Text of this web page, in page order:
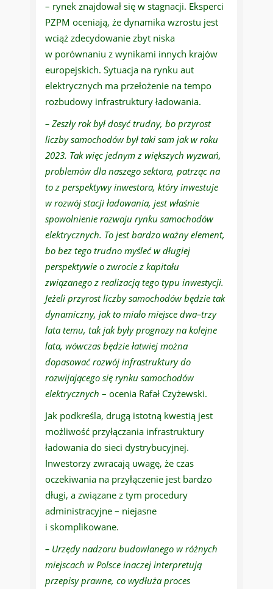
– rynek znajdował się w stagnacji. Eksperci
PZPM oceniają, że dynamika wzrostu jest
wciąż zdecydowanie zbyt niska
w porównaniu z wynikami innych krajów
europejskich. Sytuacja na rynku aut
elektrycznych ma przełożenie na tempo
rozbudowy infrastruktury ładowania.
– Zeszły rok był dosyć trudny, bo przyrost
liczby samochodów był taki sam jak w roku
2023. Tak więc jednym z większych wyzwań,
problemów dla naszego sektora, patrząc na
to z perspektywy inwestora, który inwestuje
w rozwój stacji ładowania, jest właśnie
spowolnienie rozwoju rynku samochodów
elektrycznych. To jest bardzo ważny element,
bo bez tego trudno myśleć w długiej
perspektywie o zwrocie z kapitału
związanego z realizacją tego typu inwestycji.
Jeżeli przyrost liczby samochodów będzie tak
dynamiczny, jak to miało miejsce dwa–trzy
lata temu, tak jak były prognozy na kolejne
lata, wówczas będzie łatwiej można
dopasować rozwój infrastruktury do
rozwijającego się rynku samochodów
elektrycznych – ocenia Rafał Czyżewski.
Jak podkreśla, drugą istotną kwestią jest
możliwość przyłączania infrastruktury
ładowania do sieci dystrybucyjnej.
Inwestorzy zwracają uwagę, że czas
oczekiwania na przyłączenie jest bardzo
długi, a związane z tym procedury
administracyjne – niejasne
i skomplikowane.
– Urzędy nadzoru budowlanego w różnych
miejscach w Polsce inaczej interpretują
przepisy prawne, co wydłuża proces